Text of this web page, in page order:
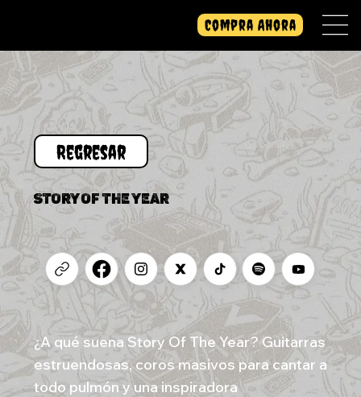
Compra Ahora
Regresar
STORY OF THE YEAR
¿A qué suena Story Of The Year? Guitarras
estruendosas, coros masivos para cantar a
todo pulmón y una inspiradora